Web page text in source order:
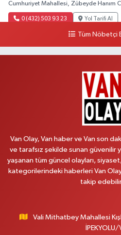
Cumhuriyet Mahallesi, Zübeyde Hanım
0 (432) 503 93 23 Yol Tarifi Al
Vanyolu Mahallesi, Kara Yusuf Bey
Yol Tarifi Al
Cumhuriyet Mahallesi, Konak Sokak No:6
Yol Tarifi Al
Yiğit Eczanesi
Hatuniye Mahallesi, Asmin Sokak No:3 A
0 (432) 217 11 10
Süphan Mahallesi, İpekyolu Caddesi
Yol Tarifi Al
Tüm Nöbetçi
Van Olay, Van haber ve Van son
ve tarafsız şekilde sunan güvenilir
yaşanan tüm güncel olayları,
kategorilerindeki haberleri Van
takip
Vali Mithatbey Mahallesi
İPEKYOLU/